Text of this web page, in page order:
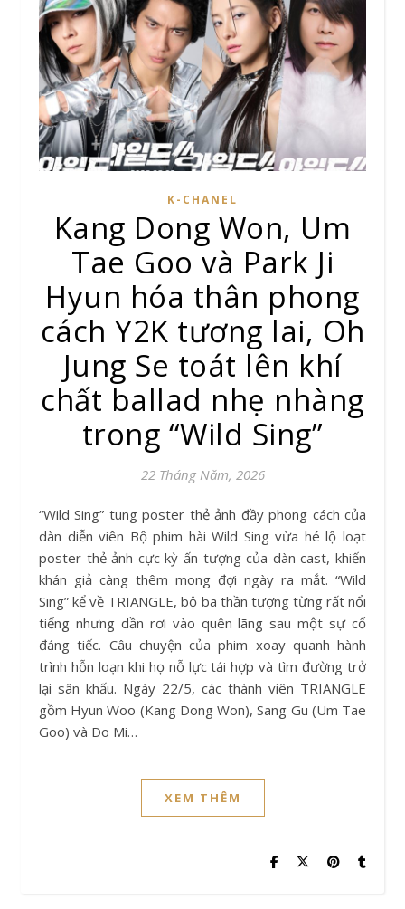
K-CHANEL
Kang Dong Won, Um
Tae Goo và Park Ji
Hyun hóa thân phong
cách Y2K tương lai, Oh
Jung Se toát lên khí
chất ballad nhẹ nhàng
trong “Wild Sing”
22 Tháng Năm, 2026
“Wild Sing” tung poster thẻ ảnh đầy phong cách của
dàn diễn viên Bộ phim hài Wild Sing vừa hé lộ loạt
poster thẻ ảnh cực kỳ ấn tượng của dàn cast, khiến
khán giả càng thêm mong đợi ngày ra mắt. “Wild
Sing” kể về TRIANGLE, bộ ba thần tượng từng rất nổi
tiếng nhưng dần rơi vào quên lãng sau một sự cố
đáng tiếc. Câu chuyện của phim xoay quanh hành
trình hỗn loạn khi họ nỗ lực tái hợp và tìm đường trở
lại sân khấu. Ngày 22/5, các thành viên TRIANGLE
gồm Hyun Woo (Kang Dong Won), Sang Gu (Um Tae
Goo) và Do Mi…
XEM THÊM